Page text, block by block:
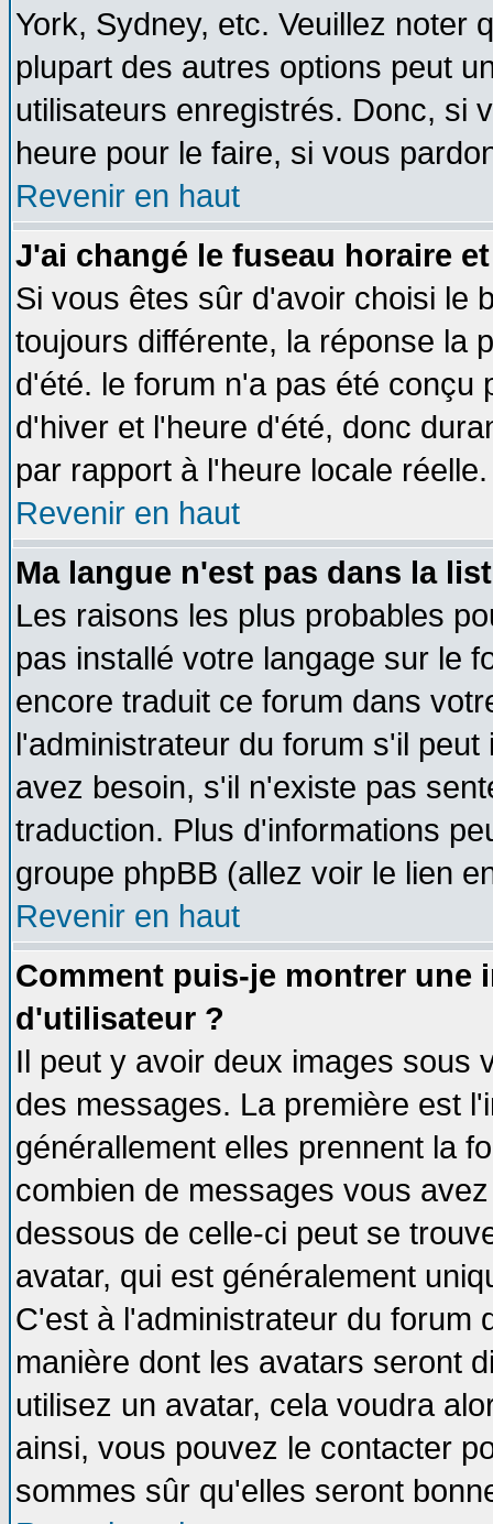
York, Sydney, etc. Veuillez noter
plupart des autres options peut
utilisateurs enregistrés. Donc, si
heure pour le faire, si vous
Revenir en haut
J'ai changé le fuseau horaire
Si vous êtes sûr d'avoir choisi le
toujours différente, la réponse la
d'été. le forum n'a pas été conçu
d'hiver et l'heure d'été, donc
par rapport à l'heure locale réelle.
Revenir en haut
Ma langue n'est pas dans la
Les raisons les plus probables
pas installé votre langage sur le
encore traduit ce forum dans
l'administrateur du forum s'il
avez besoin, s'il n'existe pas
traduction. Plus d'informations
groupe phpBB (allez voir le lien
Revenir en haut
Comment puis-je montrer une
d'utilisateur ?
Il peut y avoir deux images sous
des messages. La première est
générallement elles prennent la
combien de messages vous
dessous de celle-ci peut se
avatar, qui est généralement
C'est à l'administrateur du forum
manière dont les avatars seront
utilisez un avatar, cela voudra
ainsi, vous pouvez le contacter
sommes sûr qu'elles seront